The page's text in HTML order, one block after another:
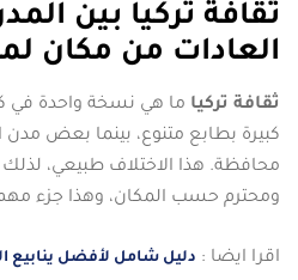
ثقافة تركيا بين
العادات من مكان
ثقافة تركيا ما هي نسخة واحدة في
كبيرة بطابع متنوع، بينما بعض مدن
محافظة. هذا الاختلاف طبيعي،
ومحترم حسب المكان، وهذا جزء
اقرا ايضا : دليل شامل لأفضل ينابيع